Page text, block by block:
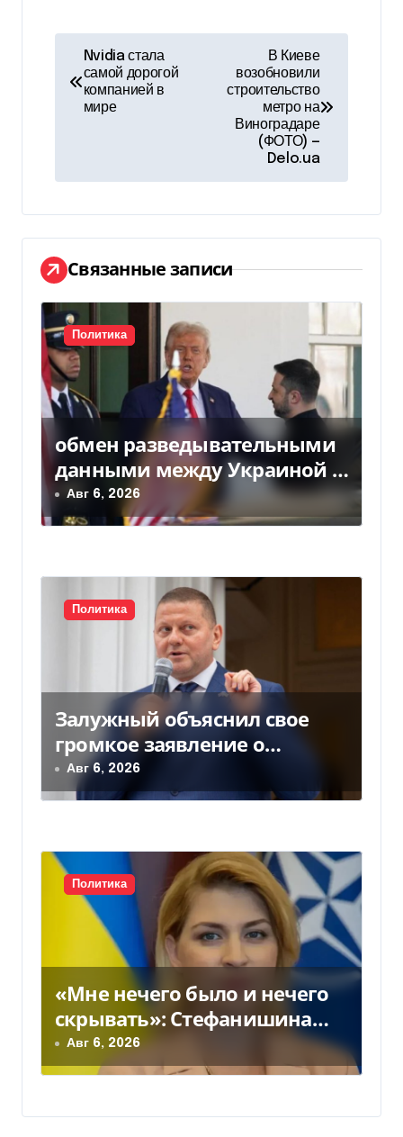
а
ц
и
я
п
о
з
а
п
и
с
Nvidia стала
самой дорогой
компанией в
мире
В Киеве
возобновили
строительство
метро на
Виноградаре
(ФОТО) —
Delo.ua
Связанные записи
Политика
обмен разведывательными
данными между Украиной и
США значительно вырос, —
Politico
Авг 6, 2026
Политика
Залужный объяснил свое
громкое заявление о
вступлении Украины в НАТО
Авг 6, 2026
Политика
«Мне нечего было и нечего
скрывать»: Стефанишина
прокомментировала новое
подозрение
Авг 6, 2026